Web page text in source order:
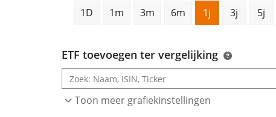
1D 1m 3m 6m 1j 3j 5j
ETF toevoegen ter vergelijking
Toon meer grafiekinstellingen